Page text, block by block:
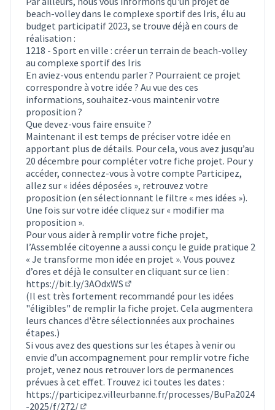
beach-volley dans le complexe sportif des Iris, élu au
budget participatif 2023, se trouve déjà en cours de
réalisation :
1218 - Sport en ville : créer un terrain de beach-volley
au complexe sportif des Iris
En aviez-vous entendu parler ? Pourraient ce projet
correspondre à votre idée ? Au vue des ces
informations, souhaitez-vous maintenir votre
proposition ?
Que devez-vous faire ensuite ?
Maintenant il est temps de préciser votre idée en
apportant plus de détails. Pour cela, vous avez jusqu’au
20 décembre pour compléter votre fiche projet. Pour y
accéder, connectez-vous à votre compte Participez,
allez sur « idées déposées », retrouvez votre
proposition (en sélectionnant le filtre « mes idées »).
Une fois sur votre idée cliquez sur « modifier ma
proposition ».
Pour vous aider à remplir votre fiche projet,
l’Assemblée citoyenne a aussi conçu le guide pratique 2
« Je transforme mon idée en projet ». Vous pouvez
d’ores et déjà le consulter en cliquant sur ce lien :
https://bit.ly/3AOdxWS
(Lien externe)
(Il est très fortement recommandé pour les idées
"éligibles" de remplir la fiche projet. Cela augmentera
leurs chances d'être sélectionnées aux prochaines
étapes.)
Si vous avez des questions sur les étapes à venir ou
envie d’un accompagnement pour remplir votre fiche
projet, venez nous retrouver lors de permanences
prévues à cet effet. Trouvez ici toutes les dates :
https://participez.villeurbanne.fr/processes/BuPa2024
-2025/f/272/